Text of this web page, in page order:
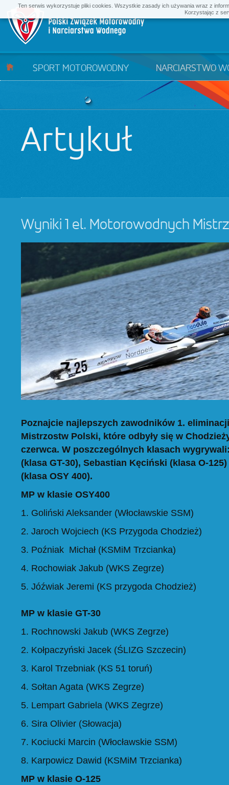
SPORT MOTOROWODNY NARCIARSTWO
Artykuł
Wyniki 1 el. Motorowodnych
Poznajcie najlepszych zawodników 1.
Mistrzostw Polski, które odbyły się w
czerwca. W poszczególnych klasach
(klasa GT-30), Sebastian Kęciński (klasa O-
(klasa OSY 400).
MP w klasie OSY400
1. Goliński Aleksander (Włocławskie SSM)
2. Jaroch Wojciech (KS Przygoda Chodzież)
3. Poźniak Michał (KSMiM Trzcianka)
4. Rochowiak Jakub (WKS Zegrze)
5. Jóźwiak Jeremi (KS przygoda Chodzież)
MP w klasie GT-30
1. Rochnowski Jakub (WKS Zegrze)
2. Kołpaczyński Jacek (ŚLIZG Szczecin)
3. Karol Trzebniak (KS 51 toruń)
4. Sołtan Agata (WKS Zegrze)
5. Lempart Gabriela (WKS Zegrze)
6. Sira Olivier (Słowacja)
7. Kociucki Marcin (Włocławskie SSM)
8. Karpowicz Dawid (KSMiM Trzcianka)
MP w klasie O-125
Ten serwis wykorzystuje pliki cookies. Wszystkie zasady ich używania wraz z
Korzystając z